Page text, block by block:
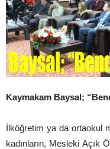
Kaymakam Baysal;
İlköğretim ya da ortaokul
kadınların, Mesleki Açık